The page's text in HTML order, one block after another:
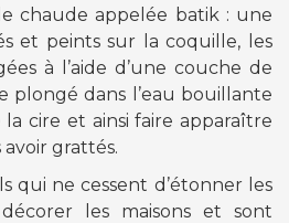
chaude appelée batik : une
et peints sur la coquille, les
à l’aide d’une couche de
plongé dans l’eau bouillante
cire et ainsi faire apparaître
avoir grattés.
qui ne cessent d’étonner les
les maisons et sont